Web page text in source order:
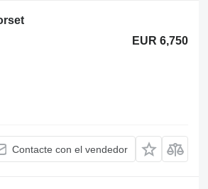
EUR 6,750
Contacte con el vendedor